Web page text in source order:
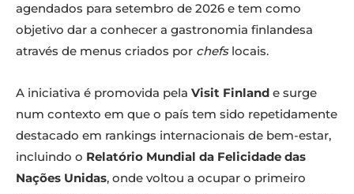
agendados para setembro de 2026 e tem como
objetivo dar a conhecer a gastronomia finlandesa
através de menus criados por chefslocais.
A iniciativa é promovida pela Visit Finland e surge
num contexto em que o país tem sido repetidamente
destacado em rankings internacionais de bem-estar,
incluindo o Relatório Mundial da Felicidade das
Nações Unidas, onde voltou a ocupar o primeiro